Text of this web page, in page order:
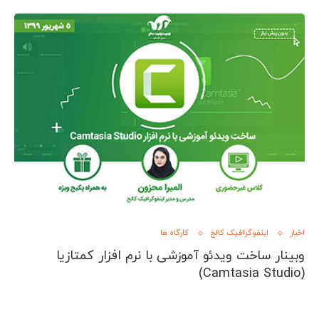
اخبار اینفوگرافیک کالج کارگاه ها
وبینار ساخت ویدئو آموزشی با نرم افزار کمتازیا
(Camtasia Studio)